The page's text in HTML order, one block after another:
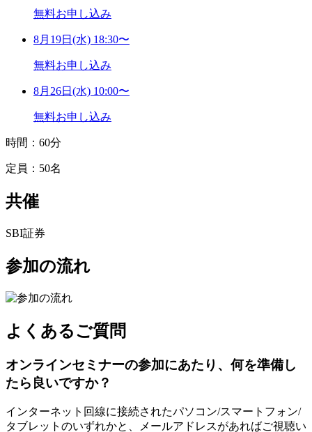
無料お申し込み
8月 19日(水) 18:30〜
無料お申し込み
8月 26日(水) 10:00〜
無料お申し込み
時間： 60分
定員： 50名
共催
SBI証券
参加の流れ
よくあるご質問
オンラインセミナーの参加にあたり、何を準備し
たら良いですか？
インターネット回線に接続されたパソコン/スマートフォン/
タブレットのいずれかと、メールアドレスがあればご視聴い